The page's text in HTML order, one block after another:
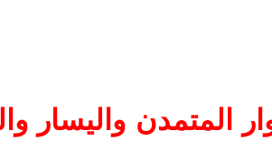
المتمدن واليسار